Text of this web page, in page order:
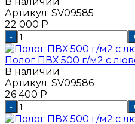
Артикул: SV09585
22 000 Р
-
Полог ПВХ 500 г/м2 с
В наличии
Артикул: SV09586
26 400 Р
-